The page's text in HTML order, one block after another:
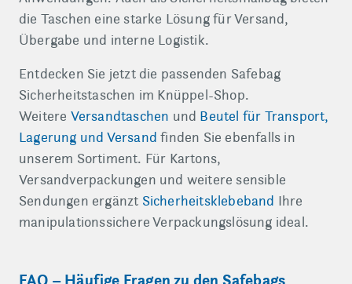
die Taschen eine starke Lösung für Versand,
Übergabe und interne Logistik.
Entdecken Sie jetzt die passenden Safebag
Sicherheitstaschen im Knüppel-Shop.
Weitere Versandtaschen und Beutel für Transport,
Lagerung und Versand finden Sie ebenfalls in
unserem Sortiment. Für Kartons,
Versandverpackungen und weitere sensible
Sendungen ergänzt Sicherheitsklebeband Ihre
manipulationssichere Verpackungslösung ideal.